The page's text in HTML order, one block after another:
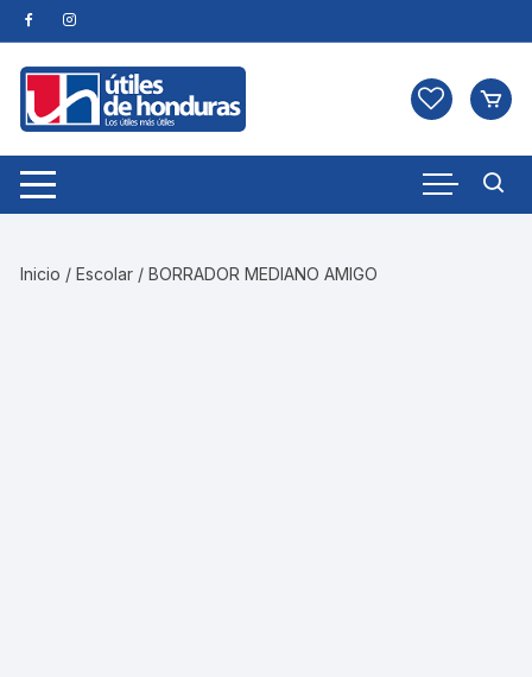
Skip
to
content
Inicio /Escolar / BORRADOR MEDIANO AMIGO